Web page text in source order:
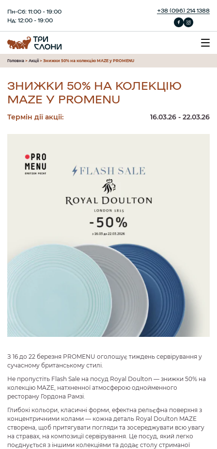
Пн-Сб: 11:00 - 19:00
Нд: 12:00 - 19:00
+38 (096) 214 1388
Головна > Акції> Знижки 50% на колекцію MAZE у PROMENU
ЗНИЖКИ 50% НА КОЛЕКЦІЮ
MAZE У PROMENU
Термін дії акції: 16.03.26 - 22.03.26
З 16 до 22 березня PROMENU оголошує тиждень сервірування у
сучасному британському стилі.
Не пропустіть Flash Sale на посуд Royal Doulton — знижки 50% на
колекцію MAZE, натхненної атмосферою однойменного
ресторану Гордона Рамзі.
Глибокі кольори, класичні форми, ефектна рельєфна поверхня з
концентричними колами — кожна деталь Royal Doulton MAZE
створена, щоб притягувати погляди та зосереджувати всю увагу
на стравах, на композиції сервірування. Це посуд, який легко
поєднується з іншими колекціями та додає столу стриманої